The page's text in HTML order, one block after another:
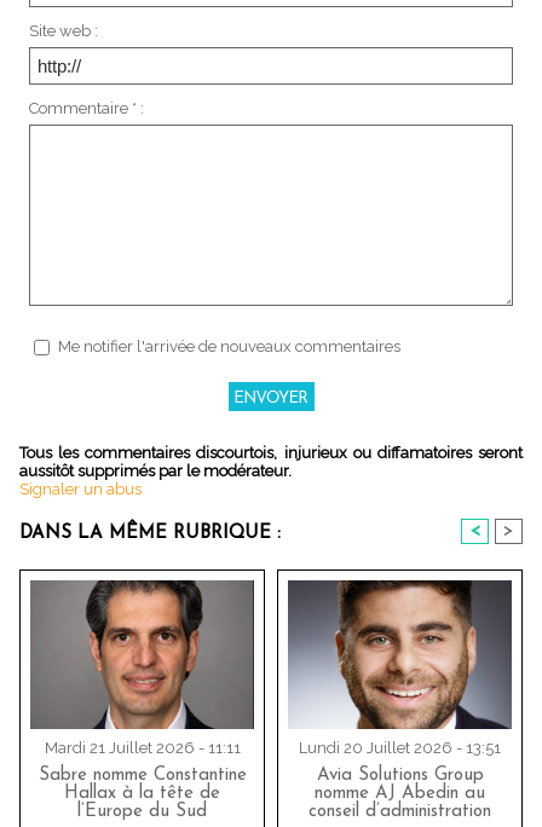
Site web :
Commentaire * :
Me notifier l'arrivée de nouveaux commentaires
Tous les commentaires discourtois, injurieux ou diffamatoires seront
aussitôt supprimés par le modérateur.
Signaler un abus
DANS LA MÊME RUBRIQUE : < >
Mardi 21 Juillet 2026 - 11:11
Sabre nomme Constantine
Hallax à la tête de
l’Europe du Sud
Lundi 20 Juillet 2026 - 13:51
Avia Solutions Group
nomme AJ Abedin au
conseil d’administration